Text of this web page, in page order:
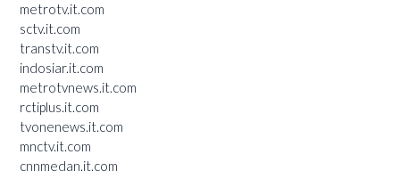
metrotv.it.com
sctv.it.com
transtv.it.com
indosiar.it.com
metrotvnews.it.com
rctiplus.it.com
tvonenews.it.com
mnctv.it.com
cnnmedan.it.com